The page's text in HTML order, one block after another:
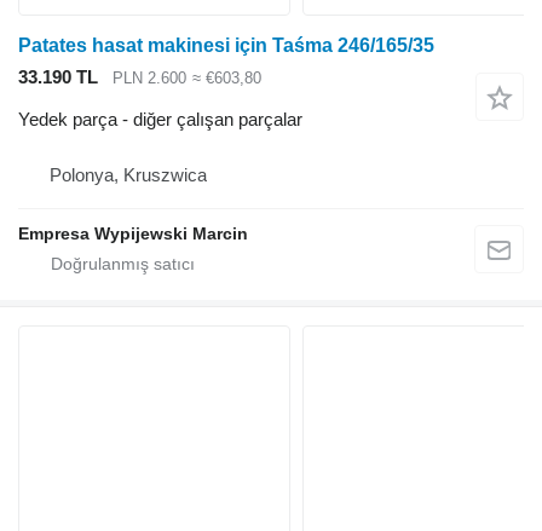
Patates hasat makinesi için Taśma 246/165/35
33.190 TL
PLN 2.600 ≈ €603,80
Yedek parça - diğer çalışan parçalar
Polonya, Kruszwica
Empresa Wypijewski Marcin